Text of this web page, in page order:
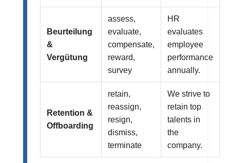
Beurteilung
&
Vergütung
assess,
evaluate,
compensate,
reward,
survey
HR
evaluates
employee
performance
annually.
Retention &
Offboarding
retain,
reassign,
resign,
dismiss,
terminate
We strive to
retain top
talents in
the
company.